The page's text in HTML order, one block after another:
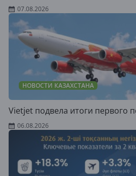
07.08.2026
НОВОСТИ КАЗАХСТАНА
Vietjet подвела итоги первого
06.08.2026